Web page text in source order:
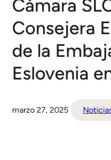
Cámara
Consejera
de la
Eslovenia
marzo 27, 2025